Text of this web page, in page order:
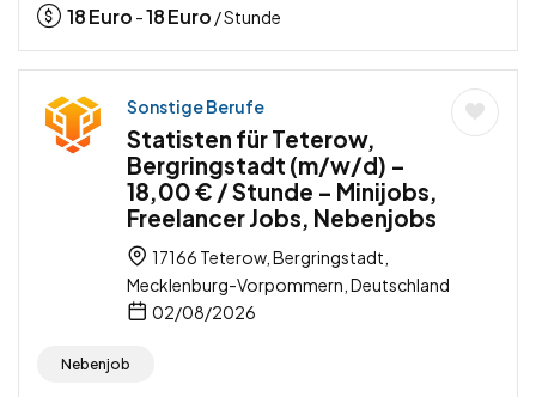
18Euro -18Euro / Stunde
Sonstige Berufe
Statisten für Teterow,
Bergringstadt (m/w/d) –
18,00 € / Stunde – Minijobs,
Freelancer Jobs, Nebenjobs
17166 Teterow, Bergringstadt,
Mecklenburg-Vorpommern, Deutschland
02/08/2026
Nebenjob